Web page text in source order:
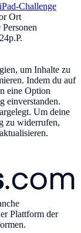
Challenge
Ort
p.P.
um Inhalte zu
Indem du auf
eine Option
einverstanden.
Um deine
zu widerrufen,
Plattform der